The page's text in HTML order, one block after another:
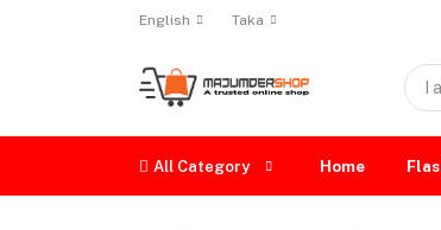
English Taka
All Category Home